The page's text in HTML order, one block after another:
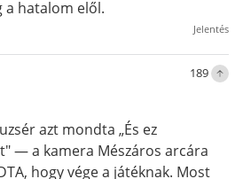
a hatalom elől.
Jelentés
189
azt mondta „És ez
— a kamera Mészáros arcára
hogy vége a játéknak. Most